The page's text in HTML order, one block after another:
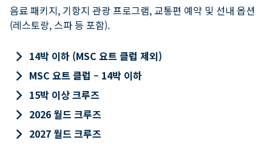
음료 패키지, 기항지 관광 프로그램, 교통편 예약 및 선내 옵션
(레스토랑, 스파 등 포함).
keyboard_arrow_right 14박 이하 (MSC 요트 클럽 제외)
keyboard_arrow_right MSC 요트 클럽 – 14박 이하
keyboard_arrow_right 15박 이상 크루즈
keyboard_arrow_right 2026 월드 크루즈
keyboard_arrow_right 2027 월드 크루즈